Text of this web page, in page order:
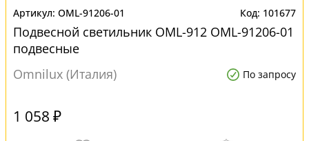
OML-91206-01 101677
Подвесной светильник OML-912 OML-91206-01
подвесные
Omnilux (Италия)
По запросу
1 058 ₽